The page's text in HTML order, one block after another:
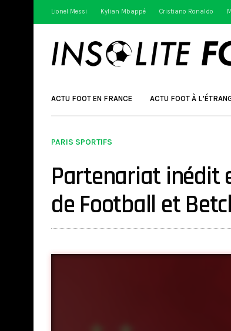
Lionel Messi Kylian Mbappé Cristiano Ronaldo
ACTU FOOT EN FRANCE ACTU FOOT À
PARIS SPORTIFS
Partenariat inédit
de Football et